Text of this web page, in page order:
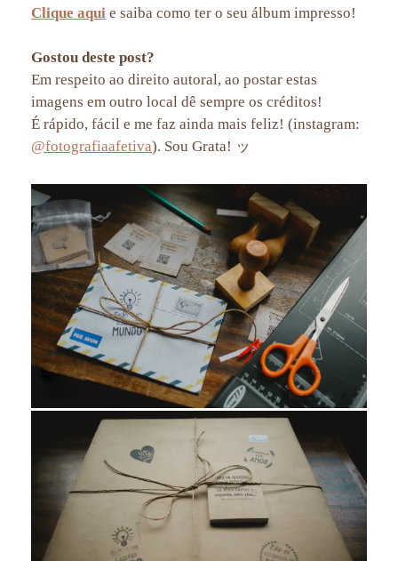
Clique aqui e saiba como ter o seu álbum impresso!
Gostou deste post?
Em respeito ao direito autoral, ao postar estas
imagens em outro local dê sempre os créditos!
É rápido, fácil e me faz ainda mais feliz! (instagram:
@fotografiaafetiva). Sou Grata! ッ